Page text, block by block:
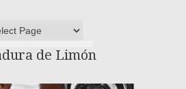
de Limón